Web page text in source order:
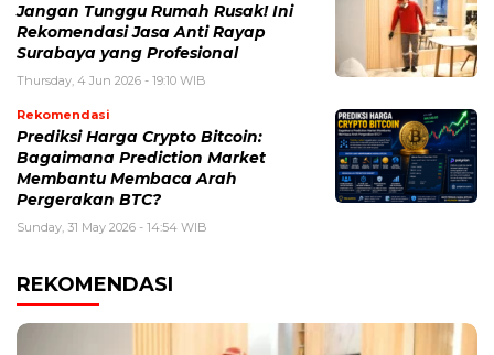
Jangan Tunggu Rumah Rusak! Ini
Rekomendasi Jasa Anti Rayap
Surabaya yang Profesional
Thursday, 4 Jun 2026 - 19:10 WIB
Rekomendasi
Prediksi Harga Crypto Bitcoin:
Bagaimana Prediction Market
Membantu Membaca Arah
Pergerakan BTC?
Sunday, 31 May 2026 - 14:54 WIB
REKOMENDASI